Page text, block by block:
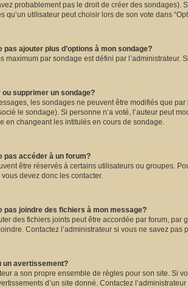
probablement pas le droit de créer des
qu’un utilisateur peut choisir lors de son vote dans
pas ajouter plus d’options à mon sondage?
maximum par sondage est défini par
supprimer un sondage?
les sondages ne peuvent être modifiés que
le sondage). Si personne n’a voté, l’auteur peut
en changeant les intitulés en cours de sondage.
pas accéder à un forum?
être réservés à certains utilisateurs ou groupes.
devez donc les contacter.
pas joindre des fichiers à mon message?
des fichiers joints peut être accordée par forum,
Contactez l’administrateur si vous ne savez
un avertissement?
a son propre ensemble de règles pour son site. Si
d’un site donné. Contactez